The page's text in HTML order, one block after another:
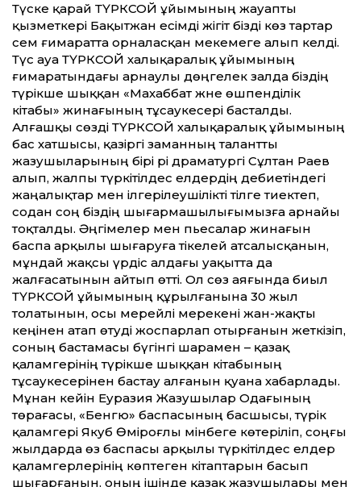
Түске қарай ТҮРКСОЙ ұйымының жауапты
қызметкері Бақытжан есімді жігіт бізді көз тартар
әсем ғимаратта орналасқан мекемеге алып келді.
Түс ауа ТҮРКСОЙ халықаралық ұйымының
ғимаратындағы арнаулы дөңгелек залда біздің
түрікше шыққан «Махаббат және өшпенділік
кітабы» жинағының тұсаукесері басталды.
Алғашқы сөзді ТҮРКСОЙ халықаралық ұйымының
бас хатшысы, қазіргі заманның талантты
жазушыларының бірі әрі драматургі Сұлтан Раев
алып, жалпы түркітілдес елдердің әдебиетіндегі
жаңалықтар мен ілгерілеушілікті тілге тиектеп,
содан соң біздің шығармашылығымызға арнайы
тоқталды. Әңгімелер мен пьесалар жинағын
баспа арқылы шығаруға тікелей атсалысқанын,
мұндай жақсы үрдіс алдағы уақытта да
жалғасатынын айтып өтті. Ол сөз аяғында биыл
ТҮРКСОЙ ұйымының құрылғанына 30 жыл
толатынын, осы мерейлі мерекені жан-жақты
кеңінен атап өтуді жоспарлап отырғанын жеткізіп,
соның бастамасы бүгінгі шарамен – қазақ
қаламгерінің түрікше шыққан кітабының
тұсаукесерінен бастау алғанын қуана хабарлады.
Мұнан кейін Еуразия Жазушылар Одағының
төрағасы, «Бенгю» баспасының басшысы, түрік
қаламгері Якуб Өміроғлы мінбеге көтеріліп, соңғы
жылдарда өз баспасы арқылы түркітілдес елдер
қаламгерлерінің көптеген кітаптарын басып
шығарғанын, оның ішінде қазақ жазушылары мен